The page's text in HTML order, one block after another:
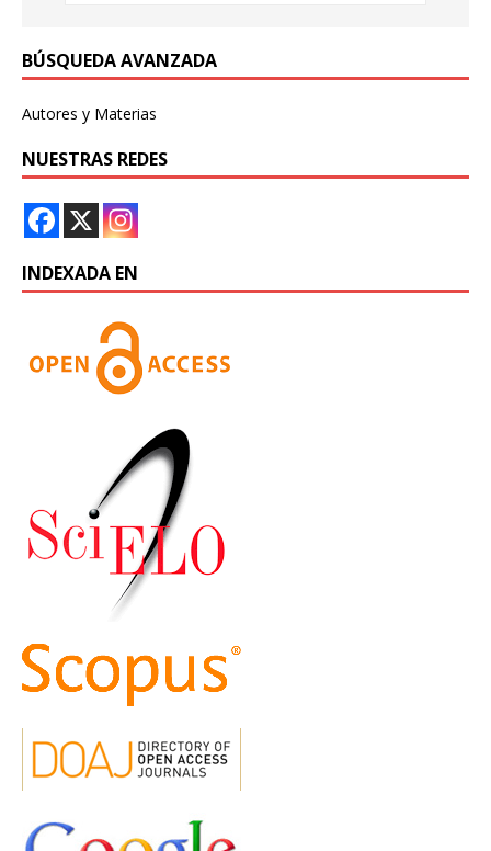
BÚSQUEDA AVANZADA
Autores y Materias
NUESTRAS REDES
INDEXADA EN